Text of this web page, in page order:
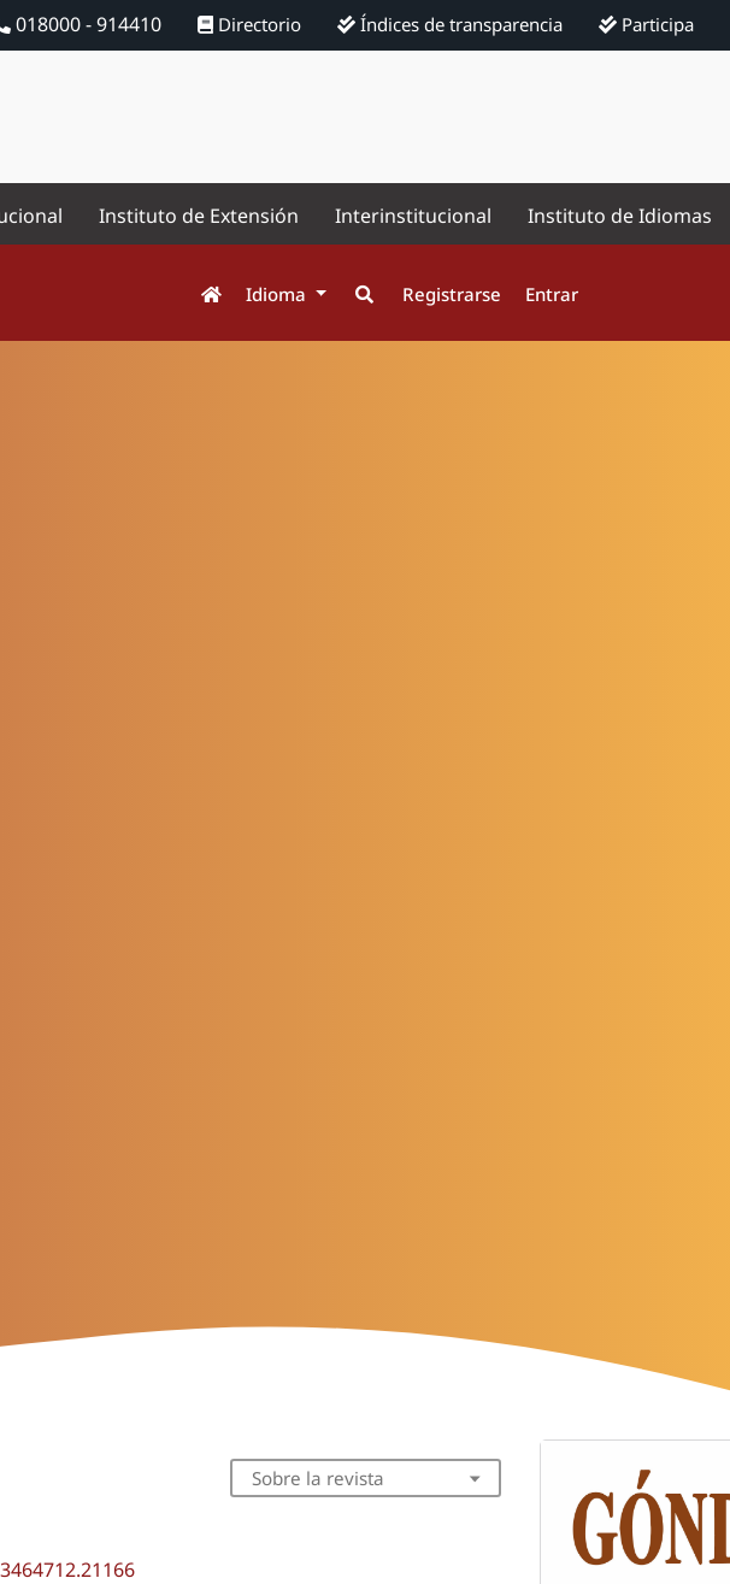
018000 - 914410 Directorio Índices de transparencia Participa
Instituto de Extensión Interinstitucional Instituto de Idiomas
Idioma Registrarse Entrar
Sobre la revista